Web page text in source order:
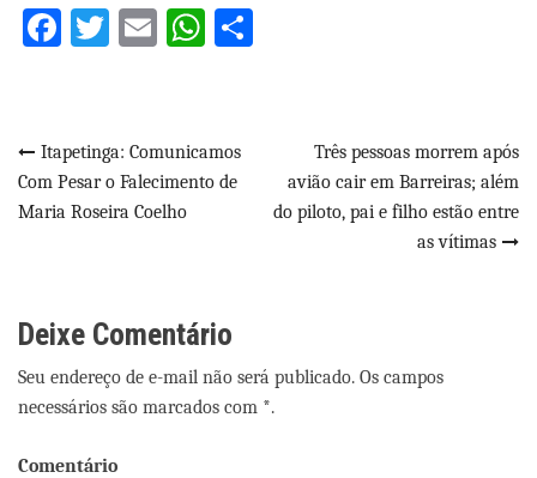
Facebook
Twitter
EmailWhatsApp
Navegação
de
Itapetinga: Comunicamos
Com Pesar o Falecimento de
Maria Roseira Coelho
Três pessoas morrem após
avião cair em Barreiras; além
do piloto, pai e filho estão entre
as vítimas
Deixe Comentário
Seu endereço de e-mail não será publicado. Os campos
necessários são marcados com *.
Comentário